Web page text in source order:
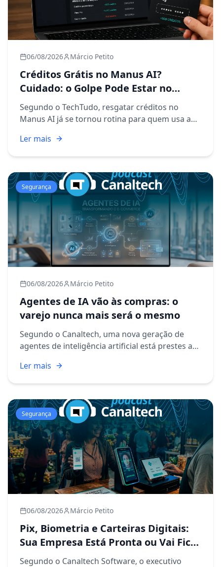
06/08/2026 Márcio Petito
Créditos Grátis no Manus AI?
Cuidado: o Golpe Pode Estar no
Código
Segundo o TechTudo, resgatar créditos no
Manus AI já se tornou rotina para quem usa a
de trabalho. O processo é simples na teoria:
você recebe um cód...
Ler mais
Segurança
06/08/2026 Márcio Petito
Agentes de IA vão às compras: o
varejo nunca mais será o mesmo
Segundo o Canaltech, uma nova geração de
agentes de inteligência artificial está prestes a
compramos online, e o varejo aparece na linha
de frente dessa transformação....
Ler mais
Segurança
06/08/2026 Márcio Petito
Pix, Biometria e Carteiras Digitais:
Sua Empresa Está Pronta ou Vai Ficar
pra Trás?
Segundo o Canaltech Software, o executivo